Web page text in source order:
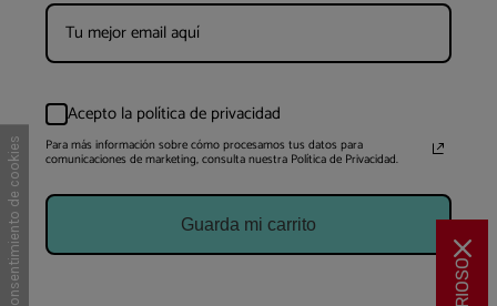
Acepto la política de privacidad
Para más información sobre cómo procesamos tus datos para
comunicaciones de marketing, consulta nuestra Política de Privacidad.
Guarda mi carrito
Consentimiento de cookies